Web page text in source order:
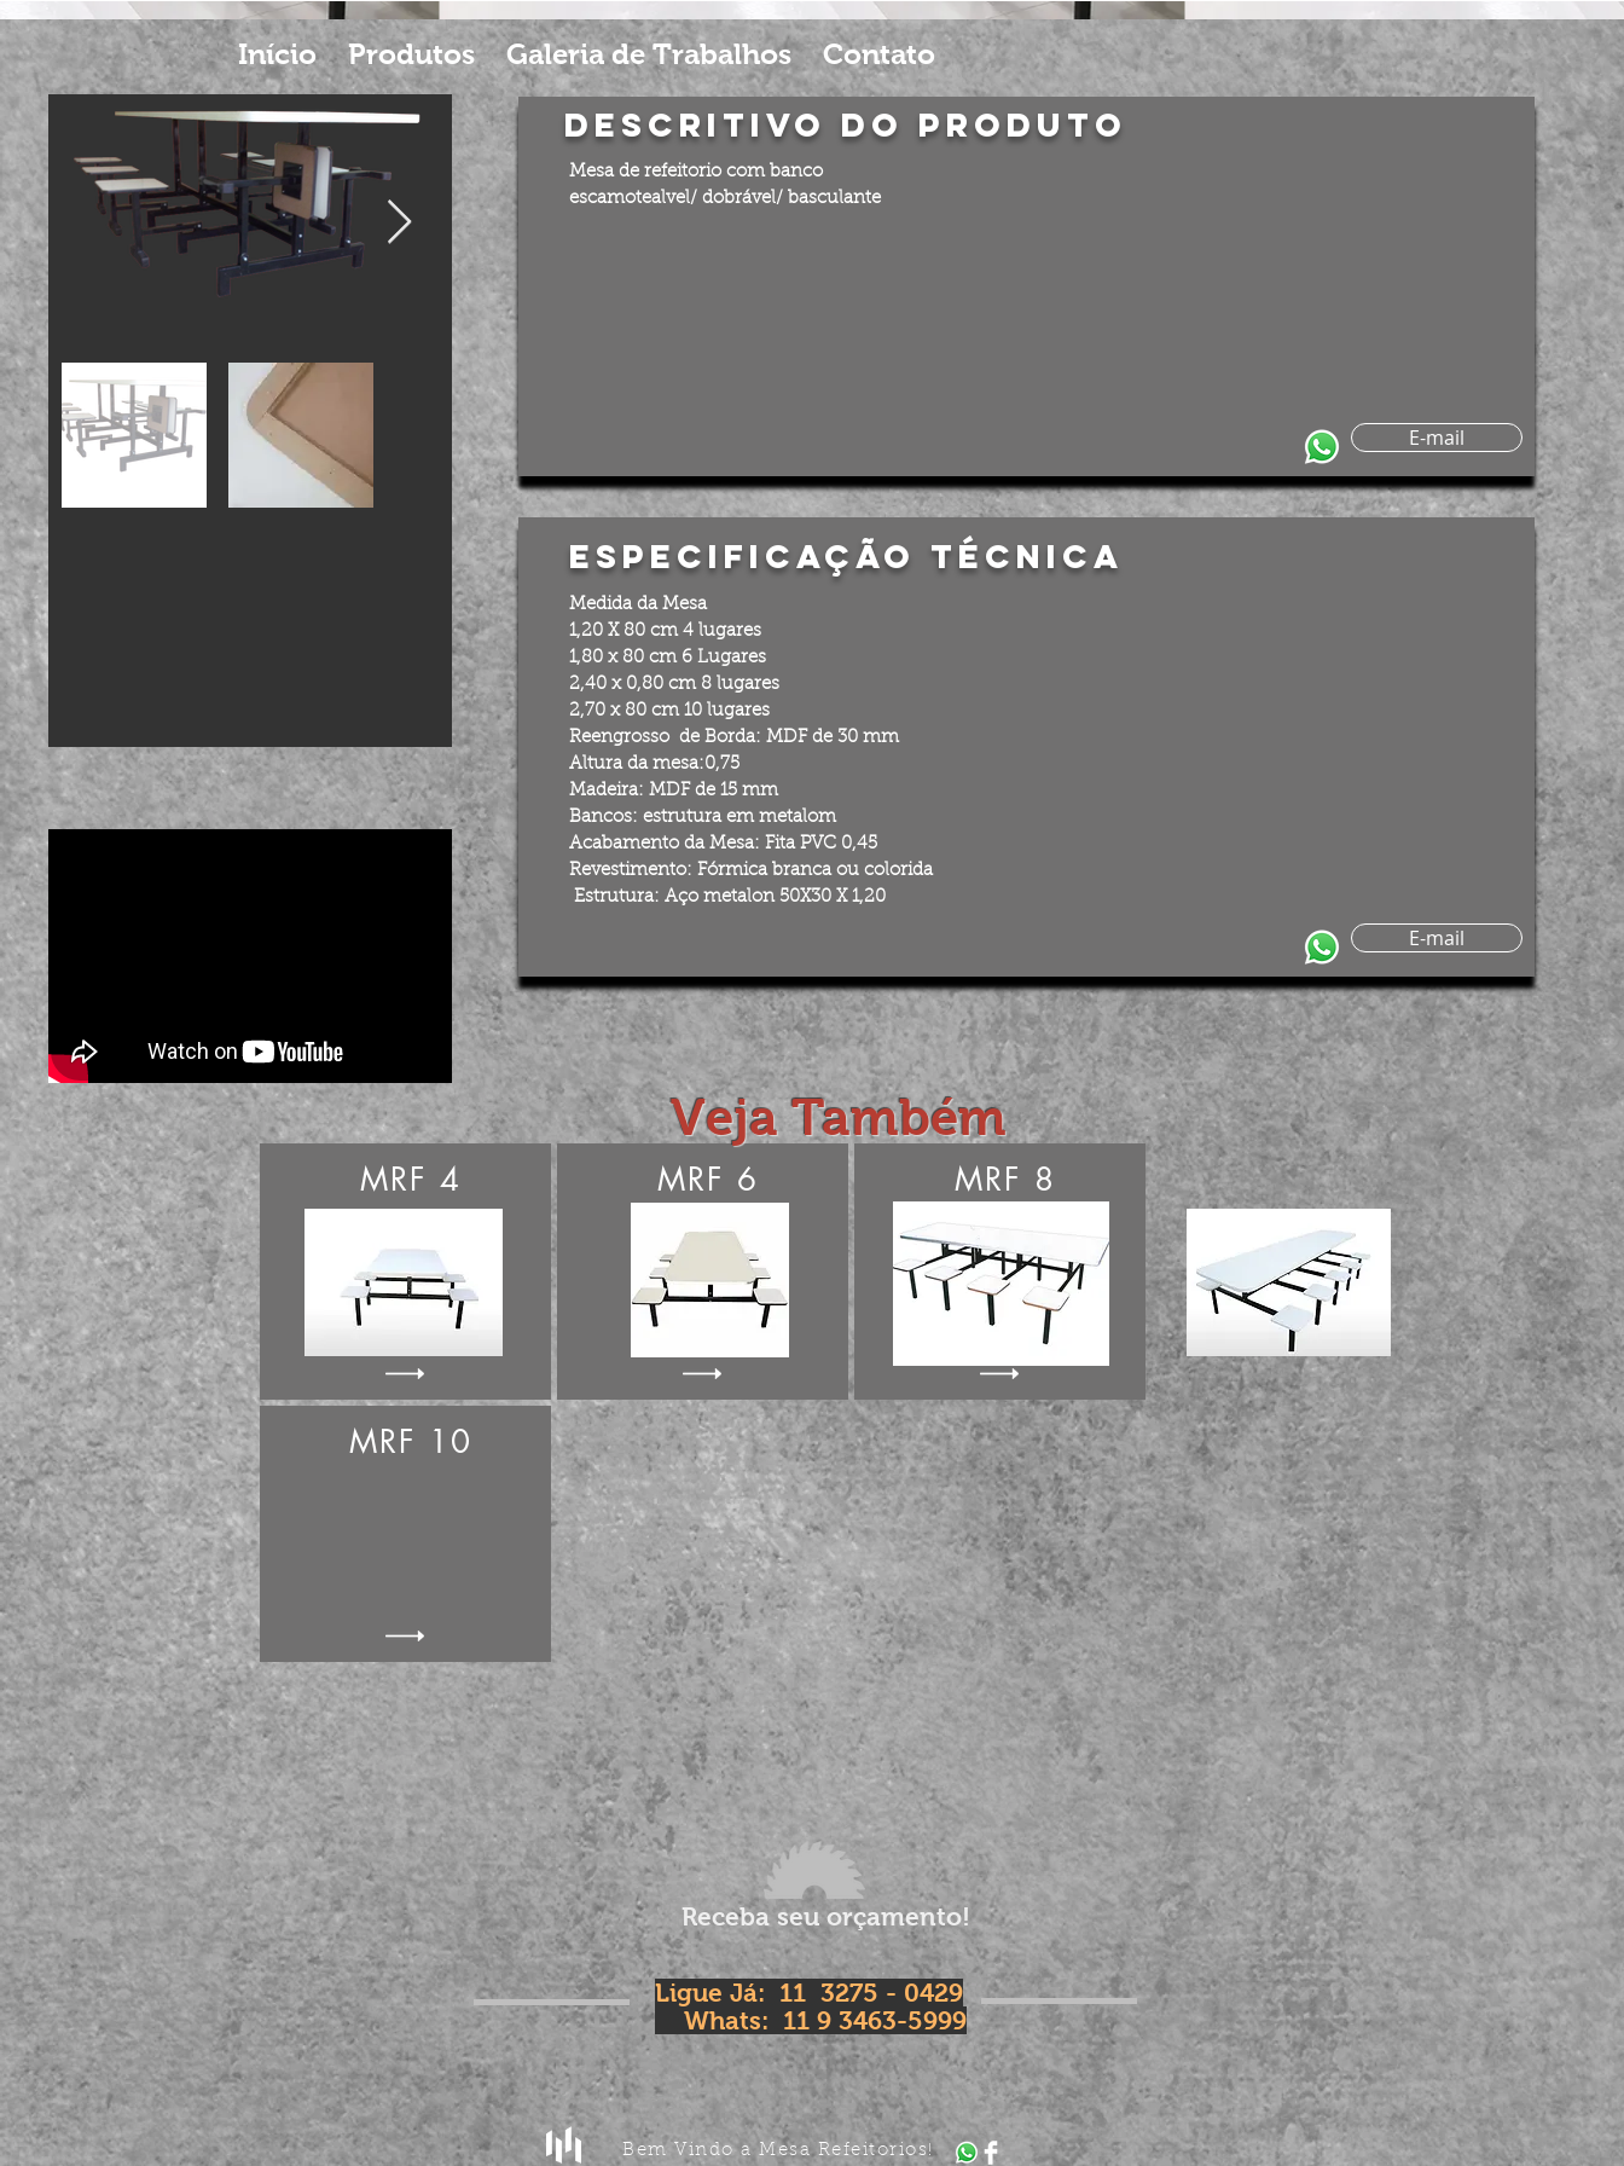
Descritivo do produto
Mesa de refeitorio com banco
escamotealvel/ dobrável/ basculante
E-mail
Especificação Técnica
Medida da Mesa
1,20 X 80 cm 4 lugares
1,80 x 80 cm 6 Lugares
2,40 x 0,80 cm 8 lugares
2,70 x 80 cm 10 lugares
Reengrosso de Borda: MDF de 30 mm
Altura da mesa:0,75
Madeira: MDF de 15 mm
Bancos: estrutura em metalom
Acabamento da Mesa: Fita PVC 0,45
Revestimento: Fórmica branca ou colorida
Estrutura: Aço metalon 50X30 X 1,20
E-mail
MRF 4 MRF 6 MRF 8
MRF 10
Veja Também
Início Produtos Galeria de Trabalhos Contato
Bem Vindo a Mesa Refeitorios !
Receba seu orçamento!
Ligue Já: 11 3275 - 0429
Whats: 11 9 3463-5999